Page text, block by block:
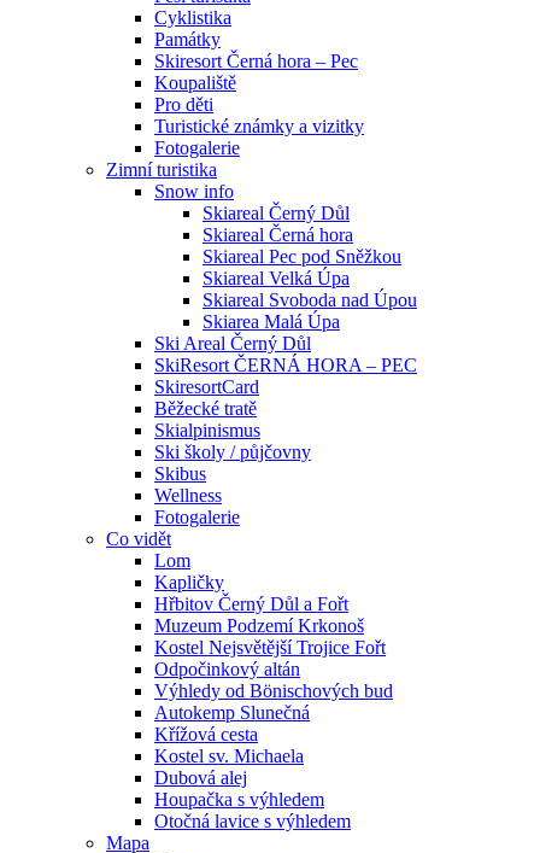
Cyklistika
Památky
Skiresort Černá hora – Pec
Koupaliště
Pro děti
Turistické známky a vizitky
Fotogalerie
Zimní turistika
Snow info
Skiareal Černý Důl
Skiareal Černá hora
Skiareal Pec pod Sněžkou
Skiareal Velká Úpa
Skiareal Svoboda nad Úpou
Skiarea Malá Úpa
Ski Areal Černý Důl
SkiResort ČERNÁ HORA – PEC
SkiresortCard
Běžecké tratě
Skialpinismus
Ski školy / půjčovny
Skibus
Wellness
Fotogalerie
Co vidět
Lom
Kapličky
Hřbitov Černý Důl a Fořt
Muzeum Podzemí Krkonoš
Kostel Nejsvětější Trojice Fořt
Odpočinkový altán
Výhledy od Bönischových bud
Autokemp Slunečná
Křížová cesta
Kostel sv. Michaela
Dubová alej
Houpačka s výhledem
Otočná lavice s výhledem
Mapa